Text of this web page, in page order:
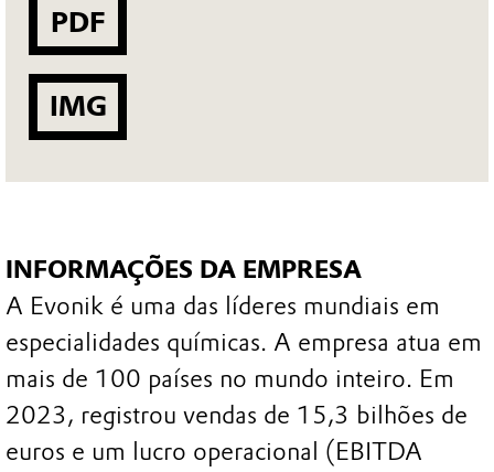
PDF
IMG
INFORMAÇÕES DA EMPRESA
A Evonik é uma das líderes mundiais em
especialidades químicas. A empresa atua em
mais de 100 países no mundo inteiro. Em
2023, registrou vendas de 15,3 bilhões de
euros e um lucro operacional (EBITDA